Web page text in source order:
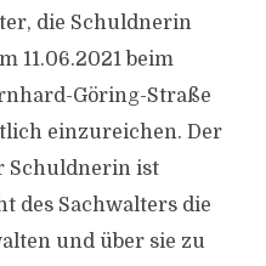
die Schuldnerin
11.06.2021 beim
Göring-Straße
einzureichen. Der
Schuldnerin ist
des Sachwalters die
und über sie zu